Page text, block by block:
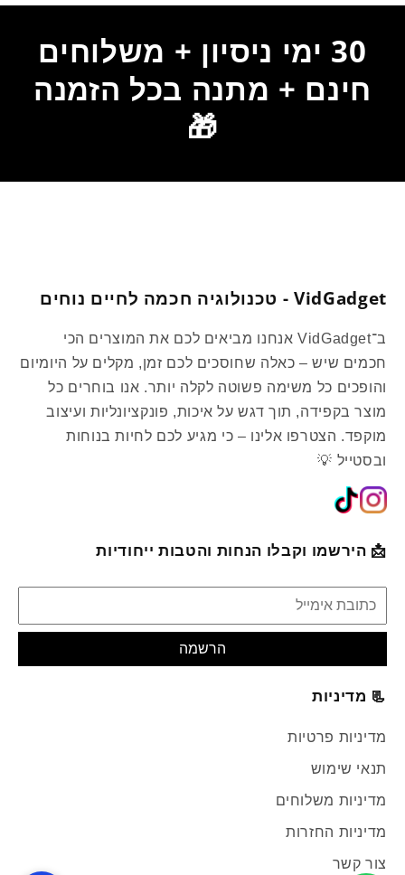
XR
7
Plus
XR
7
Plus
30 ימי ניסיון + משלוחים
חינם + מתנה בכל הזמנה
🎁
VidGadget - טכנולוגיה חכמה לחיים נוחים
ב־VidGadget אנחנו מביאים לכם את המוצרים הכי
חכמים שיש – כאלה שחוסכים לכם זמן, מקלים על היומיום
והופכים כל משימה פשוטה לקלה יותר. אנו בוחרים כל
מוצר בקפידה, תוך דגש על איכות, פונקציונליות ועיצוב
מוקפד. הצטרפו אלינו – כי מגיע לכם לחיות בנוחות
ובסטייל 💡
📩 הירשמו וקבלו הנחות והטבות ייחודיות
הרשמה
📃 מדיניות
מדיניות פרטיות
תנאי שימוש
מדיניות משלוחים
מדיניות החזרות
צור קשר